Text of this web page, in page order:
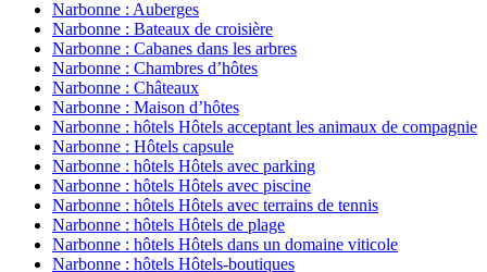
Narbonne : Auberges
Narbonne : Bateaux de croisière
Narbonne : Cabanes dans les arbres
Narbonne : Chambres d’hôtes
Narbonne : Châteaux
Narbonne : Maison d’hôtes
Narbonne : hôtels Hôtels acceptant les animaux de compagnie
Narbonne : Hôtels capsule
Narbonne : hôtels Hôtels avec parking
Narbonne : hôtels Hôtels avec piscine
Narbonne : hôtels Hôtels avec terrains de tennis
Narbonne : hôtels Hôtels de plage
Narbonne : hôtels Hôtels dans un domaine viticole
Narbonne : hôtels Hôtels-boutiques